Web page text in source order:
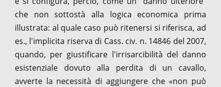
che non sottostà alla logica economica prima
illustrata: al quale caso può ritenersi si riferisca, ad
es., l'implicita riserva di Cass. civ. n. 14846 del 2007,
quando, per giustificare l'irrisarcibilità del danno
esistenziale dovuto alla perdita di un cavallo,
avverte la necessità di aggiungere che «non può